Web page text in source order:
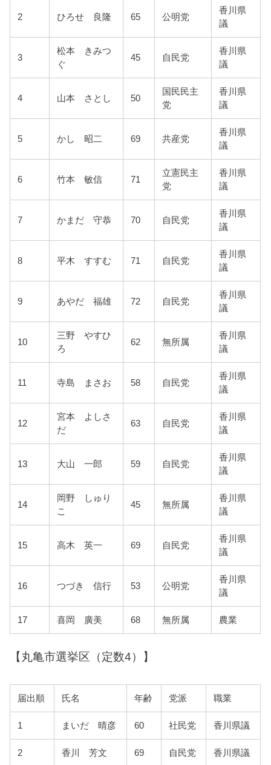
2 ひろせ 良隆 65 公明党
香川県
議
3
松本 きみつ
ぐ
45 自民党
香川県
議
4 山本 さとし 50
国民民主
党
香川県
議
5 かし 昭二 69 共産党
香川県
議
6 竹本 敏信 71
立憲民主
党
香川県
議
7 かまだ 守恭 70 自民党
香川県
議
8 平木 すすむ 71 自民党
香川県
議
9 あやだ 福雄 72 自民党
香川県
議
10
三野 やすひ
ろ
62 無所属
香川県
議
11 寺島 まさお 58 自民党
香川県
議
12
宮本 よしさ
だ
63 自民党
香川県
議
13 大山 一郎 59 自民党
香川県
議
14
岡野 しゅり
こ
45 無所属
香川県
議
15 高木 英一 69 自民党
香川県
議
16 つづき 信行 53 公明党
香川県
議
17 喜岡 廣美 68 無所属 農業
【丸亀市選挙区（定数4）】
届出順 氏名 年齢 党派 職業
1 まいだ 晴彦 60 社民党 香川県議
2 香川 芳文 69 自民党 香川県議